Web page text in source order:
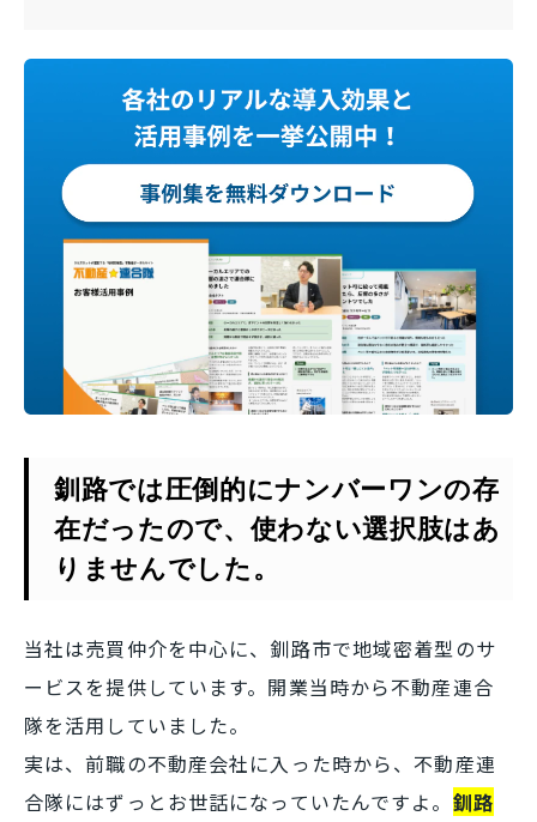
釧路では圧倒的にナンバーワンの存
在だったので、使わない選択肢はあ
りませんでした。
当社は売買仲介を中心に、釧路市で地域密着型のサ
ービスを提供しています。開業当時から不動産連合
隊を活用していました。
実は、前職の不動産会社に入った時から、不動産連
合隊にはずっとお世話になっていたんですよ。 釧路